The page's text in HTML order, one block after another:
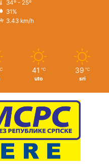
34º - 25º
31%
3.43 km/h
41 ℃
uto
39 ℃
sri